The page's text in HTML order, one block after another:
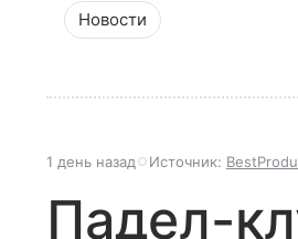
Новости
1 день назад Источник:
Падел-